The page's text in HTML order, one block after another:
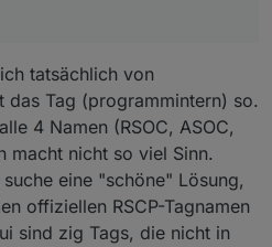
tatsächlich von
das Tag (programmintern) so.
4 Namen (RSOC, ASOC,
macht nicht so viel Sinn.
eine "schöne" Lösung,
offiziellen RSCP-Tagnamen
sind zig Tags, die nicht in